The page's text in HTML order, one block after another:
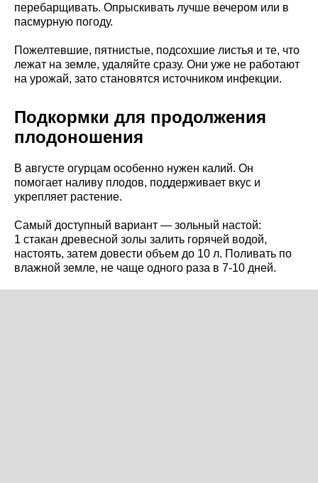
перебарщивать. Опрыскивать лучше вечером или в
пасмурную погоду.
Пожелтевшие, пятнистые, подсохшие листья и те, что
лежат на земле, удаляйте сразу. Они уже не работают
на урожай, зато становятся источником инфекции.
Подкормки для продолжения
плодоношения
В августе огурцам особенно нужен калий. Он
помогает наливу плодов, поддерживает вкус и
укрепляет растение.
Самый доступный вариант — зольный настой:
1 стакан древесной золы залить горячей водой,
настоять, затем довести объем до 10 л. Поливать по
влажной земле, не чаще одного раза в 7-10 дней.